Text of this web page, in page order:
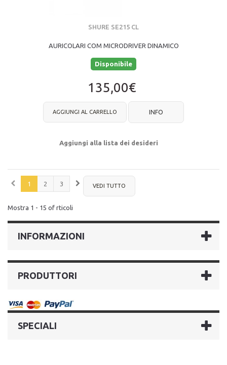
SHURE SE215 CL
AURICOLARI COM MICRODRIVER DINAMICO
Disponibile
135,00€
AGGIUNGI AL CARRELLO INFO
Aggiungi alla lista dei desideri
VEDI TUTTO
1 2 3
Mostra 1 - 15 of rticoli
INFORMAZIONI
PRODUTTORI
SPECIALI